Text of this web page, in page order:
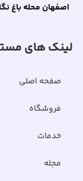
لینک های
صفحه اصلی
فروشگاه
خدمات
مجله